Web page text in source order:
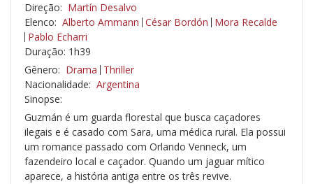
Direção: Martín Desalvo
Elenco: Alberto Ammann César Bordón Mora Recalde
Pablo Echarri
Duração: 1h39
Gênero: Drama Thriller
Nacionalidade: Argentina
Sinopse:
Guzmán é um guarda florestal que busca caçadores
ilegais e é casado com Sara, uma médica rural. Ela possui
um romance passado com Orlando Venneck, um
fazendeiro local e caçador. Quando um jaguar mítico
aparece, a história antiga entre os três revive.